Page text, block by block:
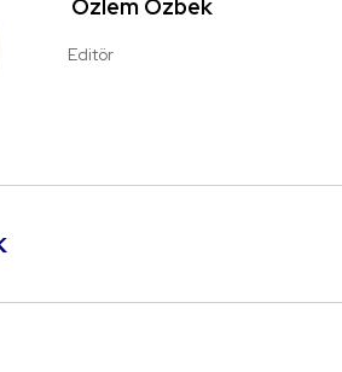
Özlem Özbek
Editör